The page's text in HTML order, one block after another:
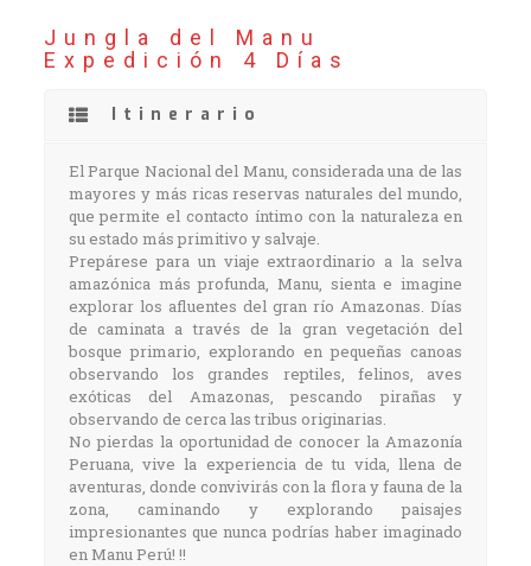
Jungla del Manu
Expedición 4 Días
Itinerario
El Parque Nacional del Manu, considerada una de las
mayores y más ricas reservas naturales del mundo,
que permite el contacto íntimo con la naturaleza en
su estado más primitivo y salvaje.
Prepárese para un viaje extraordinario a la selva
amazónica más profunda, Manu, sienta e imagine
explorar los afluentes del gran río Amazonas. Días
de caminata a través de la gran vegetación del
bosque primario, explorando en pequeñas canoas
observando los grandes reptiles, felinos, aves
exóticas del Amazonas, pescando pirañas y
observando de cerca las tribus originarias.
No pierdas la oportunidad de conocer la Amazonía
Peruana, vive la experiencia de tu vida, llena de
aventuras, donde convivirás con la flora y fauna de la
zona, caminando y explorando paisajes
impresionantes que nunca podrías haber imaginado
en Manu Perú! !!